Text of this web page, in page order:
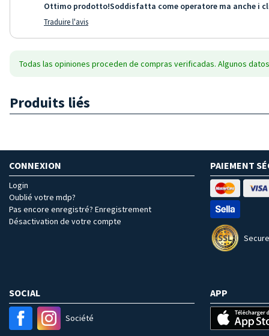
Ottimo prodotto!Soddisfatta come operatore ma anche i
Traduire l'avis
Todas las opiniones proceden de compras verificadas. Algunos
Produits liés
CONNEXION
Login
Oublié votre mdp?
Pas encore enregistré? Enregistrement
Désactivation de votre compte
PAIEMENT
SOCIAL
Société
APP